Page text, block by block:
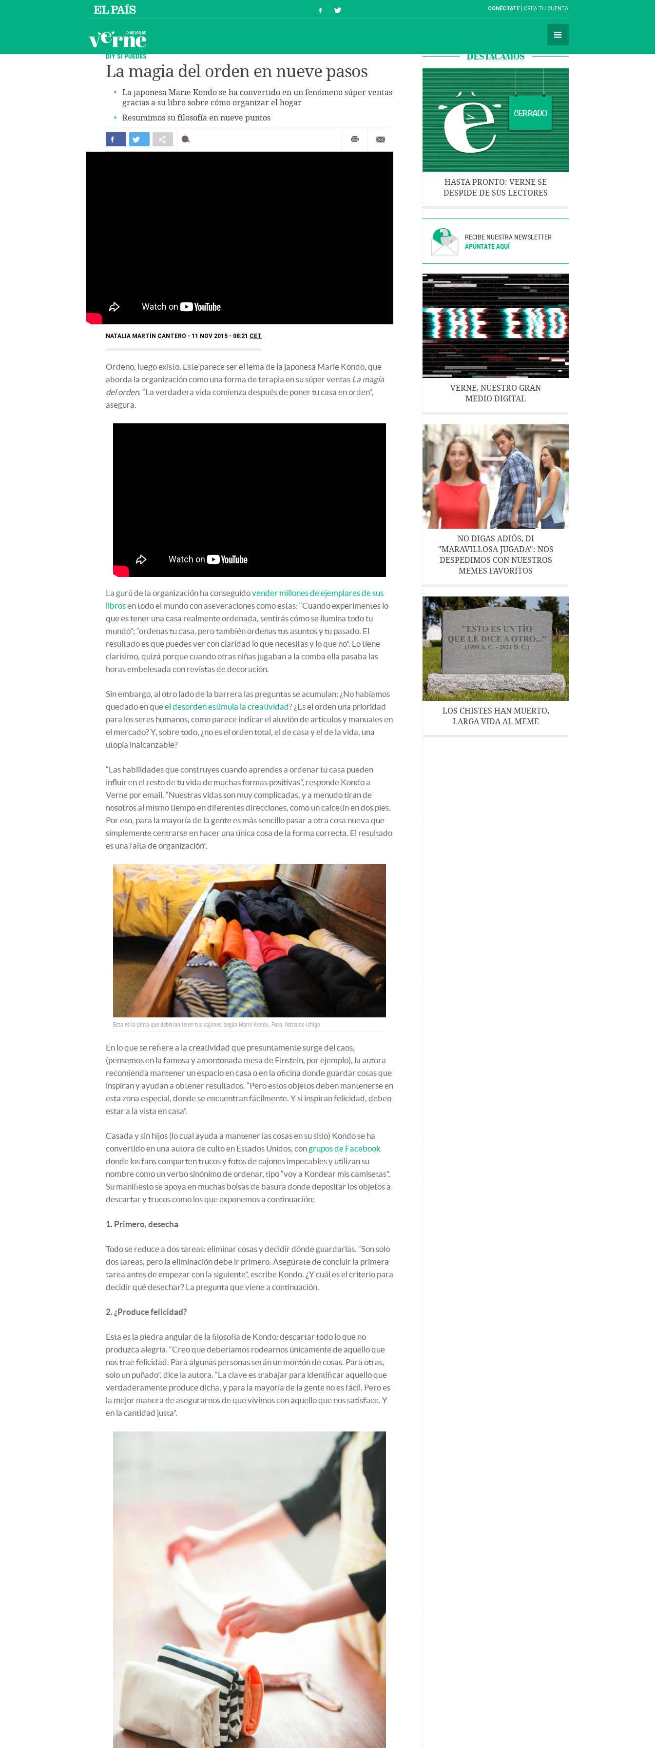
CONÉCTATE CREA TU CUENTA
DIY SI PUEDES
La magia del orden en nueve pasos
La japonesa Marie Kondo se ha convertido en un fenómeno súper ventas
gracias a su libro sobre cómo organizar el hogar
Resumimos su filosofía en nueve puntos
NATALIA MARTÍN CANTERO 11 NOV 2015 - 08:21 CET
Ordeno, luego existo. Este parece ser el lema de la japonesa Marie Kondo, que
aborda la organización como una forma de terapia en su súper ventas La magia
del orden. “La verdadera vida comienza después de poner tu casa en orden”,
asegura.
La gurú de la organización ha conseguidovender millones de ejemplares de sus
librosen todo el mundo con aseveraciones como estas: “Cuando experimentes lo
que es tener una casa realmente ordenada, sentirás cómo se ilumina todo tu
mundo”; “ordenas tu casa, pero también ordenas tus asuntos y tu pasado. El
resultado es que puedes ver con claridad lo que necesitas y lo que no”. Lo tiene
clarísimo, quizá porque cuando otras niñas jugaban a la comba ella pasaba las
horas embelesada con revistas de decoración.
Sin embargo, al otro lado de la barrera las preguntas se acumulan: ¿No habíamos
quedado en queel desorden estimula la creatividad? ¿Es el orden una prioridad
para los seres humanos, como parece indicar el aluvión de artículos y manuales en
el mercado? Y, sobre todo, ¿no es el orden total, el de casa y el de la vida, una
utopía inalcanzable?
“Las habilidades que construyes cuando aprendes a ordenar tu casa pueden
influir en el resto de tu vida de muchas formas positivas”, responde Kondo a
Verne por email. “Nuestras vidas son muy complicadas, y a menudo tiran de
nosotros al mismo tiempo en diferentes direcciones, como un calcetín en dos pies.
Por eso, para la mayoría de la gente es más sencillo pasar a otra cosa nueva que
simplemente centrarse en hacer una única cosa de la forma correcta. El resultado
es una falta de organización”.
Esta es la pinta que deberían tener tus cajones, según Marie Kondo. Foto: Natsuno Ichigo
En lo que se refiere a la creatividad que presuntamente surge del caos,
(pensemos en la famosa y amontonada mesa de Einstein, por ejemplo), la autora
recomienda mantener un espacio en casa o en la oficina donde guardar cosas que
inspiran y ayudan a obtener resultados. “Pero estos objetos deben mantenerse en
esta zona especial, donde se encuentran fácilmente. Y si inspiran felicidad, deben
estar a la vista en casa”.
Casada y sin hijos (lo cual ayuda a mantener las cosas en su sitio) Kondo se ha
convertido en una autora de culto en Estados Unidos, con grupos de Facebook
donde los fans comparten trucos y fotos de cajones impecables y utilizan su
nombre como un verbo sinónimo de ordenar, tipo “voy a Kondear mis camisetas”.
Su manifiesto se apoya en muchas bolsas de basura donde depositar los objetos a
descartar y trucos como los que exponemos a continuación:
1. Primero, desecha
Todo se reduce a dos tareas: eliminar cosas y decidir dónde guardarlas. “Son solo
dos tareas, pero la eliminación debe ir primero. Asegúrate de concluir la primera
tarea antes de empezar con la siguiente”, escribe Kondo. ¿Y cuál es el criterio para
decidir qué desechar? La pregunta que viene a continuación.
2. ¿Produce felicidad?
Esta es la piedra angular de la filosofía de Kondo: descartar todo lo que no
produzca alegría. “Creo que deberíamos rodearnos únicamente de aquello que
nos trae felicidad. Para algunas personas serán un montón de cosas. Para otras,
solo un puñado”, dice la autora. “La clave es trabajar para identificar aquello que
verdaderamente produce dicha, y para la mayoría de la gente no es fácil. Pero es
la mejor manera de asegurarnos de que vivimos con aquello que nos satisface. Y
en la cantidad justa”.
DESTACAMOS
HASTA PRONTO: VERNE SE
DESPIDE DE SUS LECTORES
RECIBE NUESTRA NEWSLETTER
APÚNTATE AQUÍ
VERNE, NUESTRO GRAN
MEDIO DIGITAL
NO DIGAS ADIÓS, DI
"MARAVILLOSA JUGADA": NOS
DESPEDIMOS CON NUESTROS
MEMES FAVORITOS
LOS CHISTES HAN MUERTO,
LARGA VIDA AL MEME